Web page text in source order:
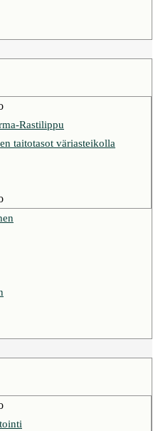
Rastilippu
taitotasot väriasteikolla